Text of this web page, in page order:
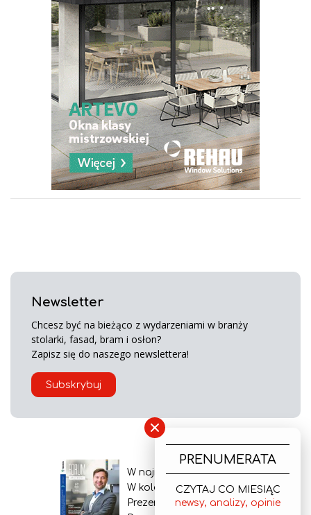
Newsletter
Chcesz być na bieżąco z wydarzeniami w branży
stolarki, fasad, bram i osłon?
Zapisz się do naszego newslettera!
Subskrybuj
W najnowszym wydaniu
W kolejnym numerze
Prezentacja gazety
×
PRENUMERATA
CZYTAJ CO MIESIĄC
newsy, analizy, opinie